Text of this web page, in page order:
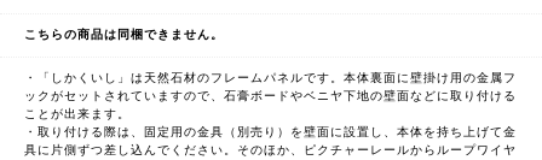
こちらの商品は同梱できません。
・「しかくいし」は天然石材のフレームパネルです。本体裏面に壁掛け用の金属フ
ックがセットされていますので、石膏ボードやベニヤ下地の壁面などに取り付ける
ことが出来ます。
・取り付ける際は、固定用の金具（別売り）を壁面に設置し、本体を持ち上げて金
具に片側ずつ差し込んでください。そのほか、ピクチャーレールからループワイヤ